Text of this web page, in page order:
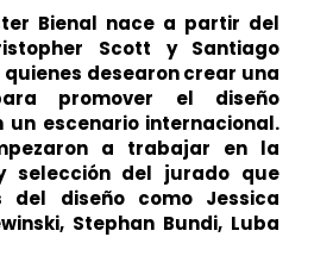
Bienal nace a partir del
Scott y Santiago
quienes desearon crear una
promover el diseño
un escenario internacional.
a trabajar en la
selección del jurado que
del diseño como Jessica
Stephan Bundi, Luba